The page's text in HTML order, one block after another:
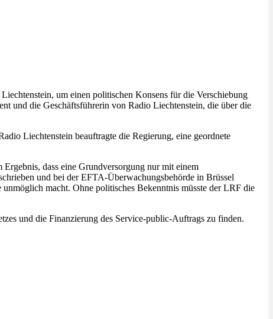
um einen politischen Konsens für die Verschiebung
und die Geschäftsführerin von Radio Liechtenstein, die über die
Liechtenstein beauftragte die Regierung, eine geordnete
dass eine Grundversorgung nur mit einem
und bei der EFTA-Überwachungsbehörde in Brüssel
macht. Ohne politisches Bekenntnis müsste der LRF die
und die Finanzierung des Service-public-Auftrags zu finden.